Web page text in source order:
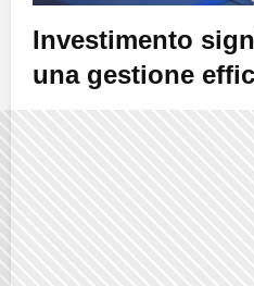
Investimento
una gestione